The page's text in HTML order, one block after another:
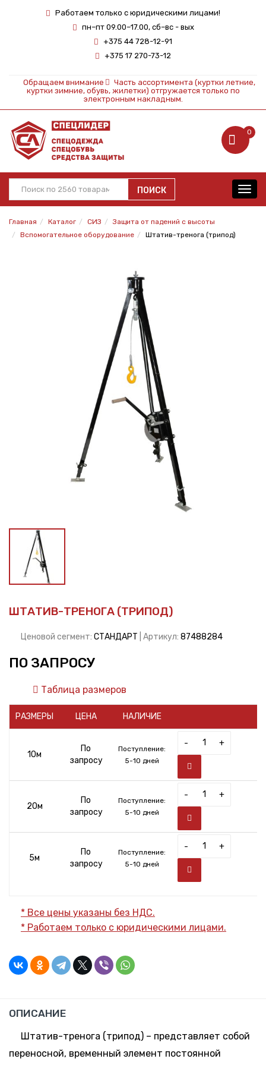
Работаем только с юридическими лицами!
пн–пт 09.00–17.00, сб–вс - вых
+375 44 728-12-91
+375 17 270-73-12
Обращаем внимание
Часть ассортимента (куртки летние,
куртки зимние, обувь, жилетки) отгружается только по
электронным накладным.
0
ПОИСК
Главная Каталог СИЗ
Защита от падений с высоты
Вспомогательное оборудование
Штатив-тренога (трипод)
ШТАТИВ-ТРЕНОГА (ТРИПОД)
Ценовой сегмент: СТАНДАРТ | Артикул: 87488284
ПО ЗАПРОСУ
Таблица размеров
РАЗМЕРЫ ЦЕНА НАЛИЧИЕ
10м
По
запросу
Поступление:
5-10 дней
- +
20м
По
запросу
Поступление:
5-10 дней
- +
5м
По
запросу
Поступление:
5-10 дней
- +
* Все цены указаны без НДС.
* Работаем только с юридическими лицами.
ОПИСАНИЕ
Штатив-тренога (трипод) – представляет собой
переносной, временный элемент постоянной